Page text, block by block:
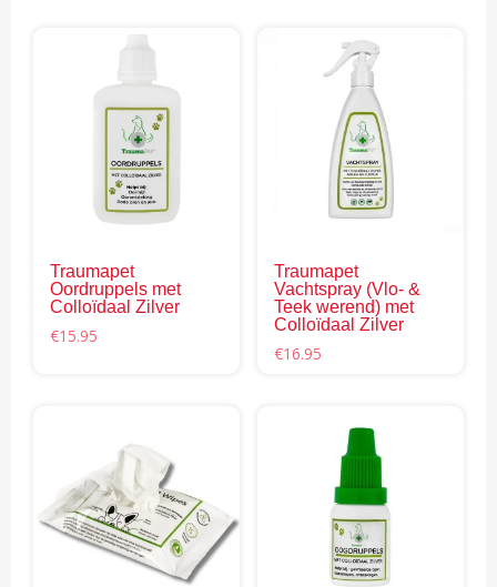
Traumapet
Oordruppels met
Colloïdaal Zilver
€15.95
Traumapet
Vachtspray (Vlo- &
Teek werend) met
Colloïdaal Zilver
€16.95